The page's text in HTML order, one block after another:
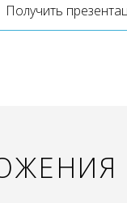
Получить